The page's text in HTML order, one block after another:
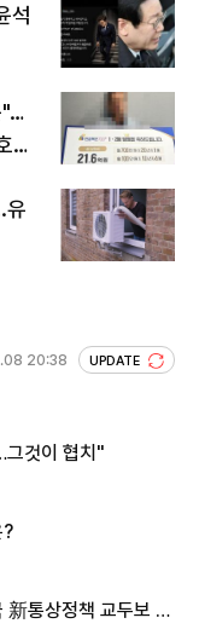
석
"…
조
유
20:38 UPDATE
것이 협치"
?
통상정책 교두보 활